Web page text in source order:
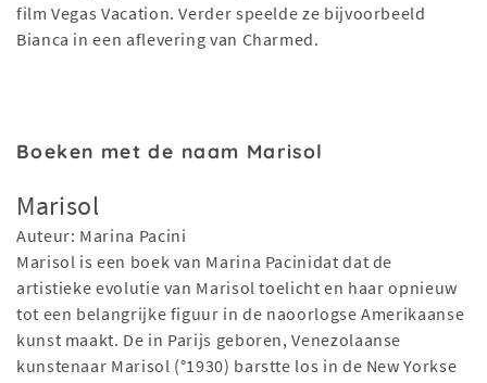
film Vegas Vacation. Verder speelde ze bijvoorbeeld
Bianca in een aflevering van Charmed.
Boeken met de naam Marisol
Marisol
Auteur: Marina Pacini
Marisol is een boek van Marina Pacinidat dat de
artistieke evolutie van Marisol toelicht en haar opnieuw
tot een belangrijke figuur in de naoorlogse Amerikaanse
kunst maakt. De in Parijs geboren, Venezolaanse
kunstenaar Marisol (°1930) barstte los in de New Yorkse